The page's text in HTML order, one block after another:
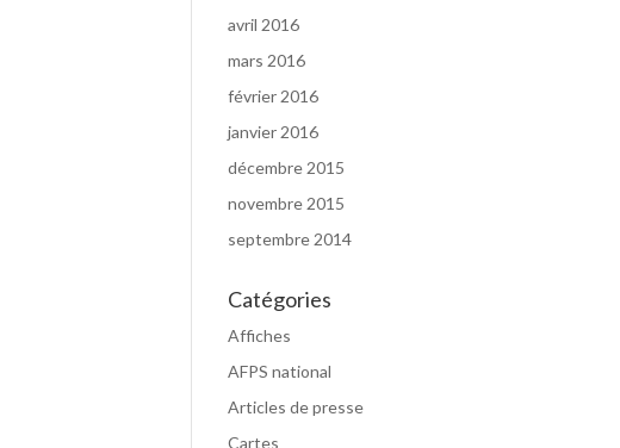
avril 2016
mars 2016
février 2016
janvier 2016
décembre 2015
novembre 2015
septembre 2014
Catégories
Affiches
AFPS national
Articles de presse
Cartes